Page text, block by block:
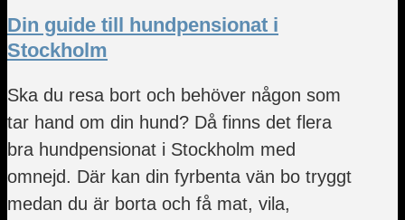
Din guide till hundpensionat i
Stockholm
Ska du resa bort och behöver någon som
tar hand om din hund? Då finns det flera
bra hundpensionat i Stockholm med
omnejd. Där kan din fyrbenta vän bo tryggt
medan du är borta och få mat, vila,